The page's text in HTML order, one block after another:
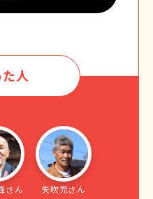
人
さん 矢吹充さん